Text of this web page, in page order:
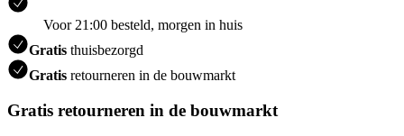
Voor 21:00 besteld, morgen in huis
Gratis thuisbezorgd
Gratis retourneren in de bouwmarkt
Gratis retourneren in de bouwmarkt